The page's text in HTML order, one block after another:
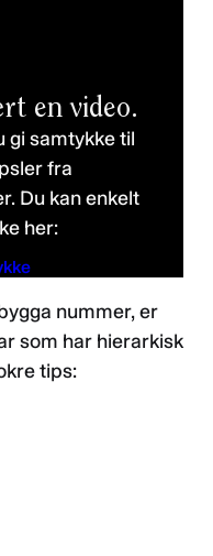
en video.
gi samtykke til
fra
Du kan enkelt
her:
nummer, er
som har hierarkisk
tips: